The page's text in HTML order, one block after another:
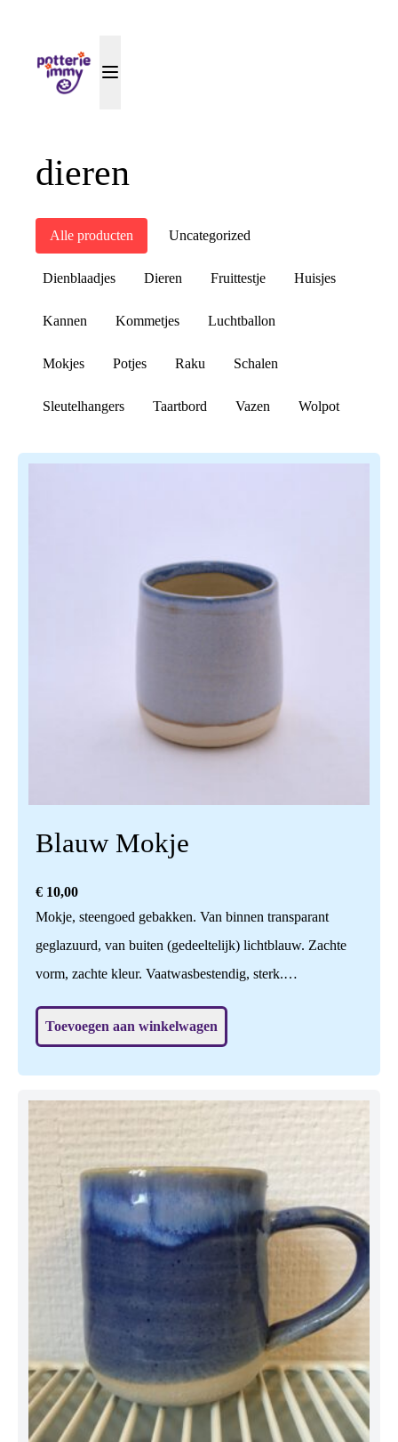
dieren
Alle producten Uncategorized
Dienblaadjes Dieren Fruittestje Huisjes
Kannen Kommetjes Luchtballon
Mokjes Potjes Raku Schalen
Sleutelhangers Taartbord Vazen Wolpot
Blauw Mokje
€ 10,00
Mokje, steengoed gebakken. Van binnen transparant
geglazuurd, van buiten (gedeeltelijk) lichtblauw. Zachte
vorm, zachte kleur. Vaatwasbestendig, sterk.
zelf ontwikkeld. H: 7,5 cm, br: 8 cm.
Toevoegen aan winkelwagen